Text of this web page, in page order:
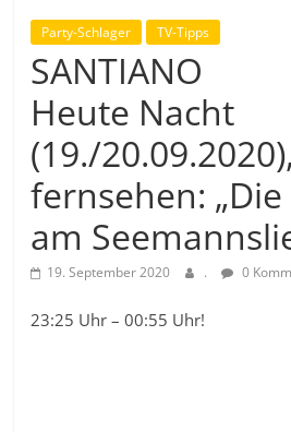
Party-Schlager TV-Tipps
SANTIANO
Heute Nacht
(19./
fernsehen:
am
19. September 2020 . 0
23:25 Uhr – 00:55 Uhr!